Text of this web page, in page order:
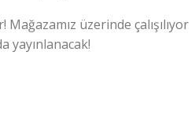
üzerinde çalışılıyor
yayınlanacak!